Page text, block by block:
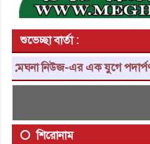
শুভেচ্ছা বার্তা :
নিউজ-এর এক যুগে পদার্পণ
শিরোনাম